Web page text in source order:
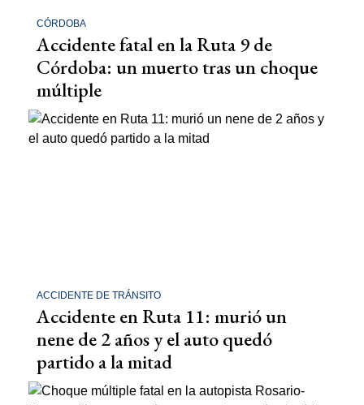
CÓRDOBA
Accidente fatal en la Ruta 9 de
Córdoba: un muerto tras un choque
múltiple
ACCIDENTE DE TRÁNSITO
Accidente en Ruta 11: murió un
nene de 2 años y el auto quedó
partido a la mitad